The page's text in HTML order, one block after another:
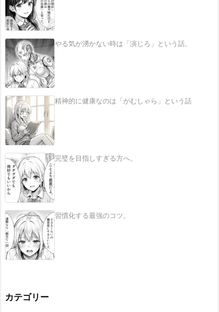
やる気が湧かない時は「演じろ」という話。
精神的に健康なのは「がむしゃら」という話
完璧を目指しすぎる方へ。
習慣化する最強のコツ。
カテゴリー